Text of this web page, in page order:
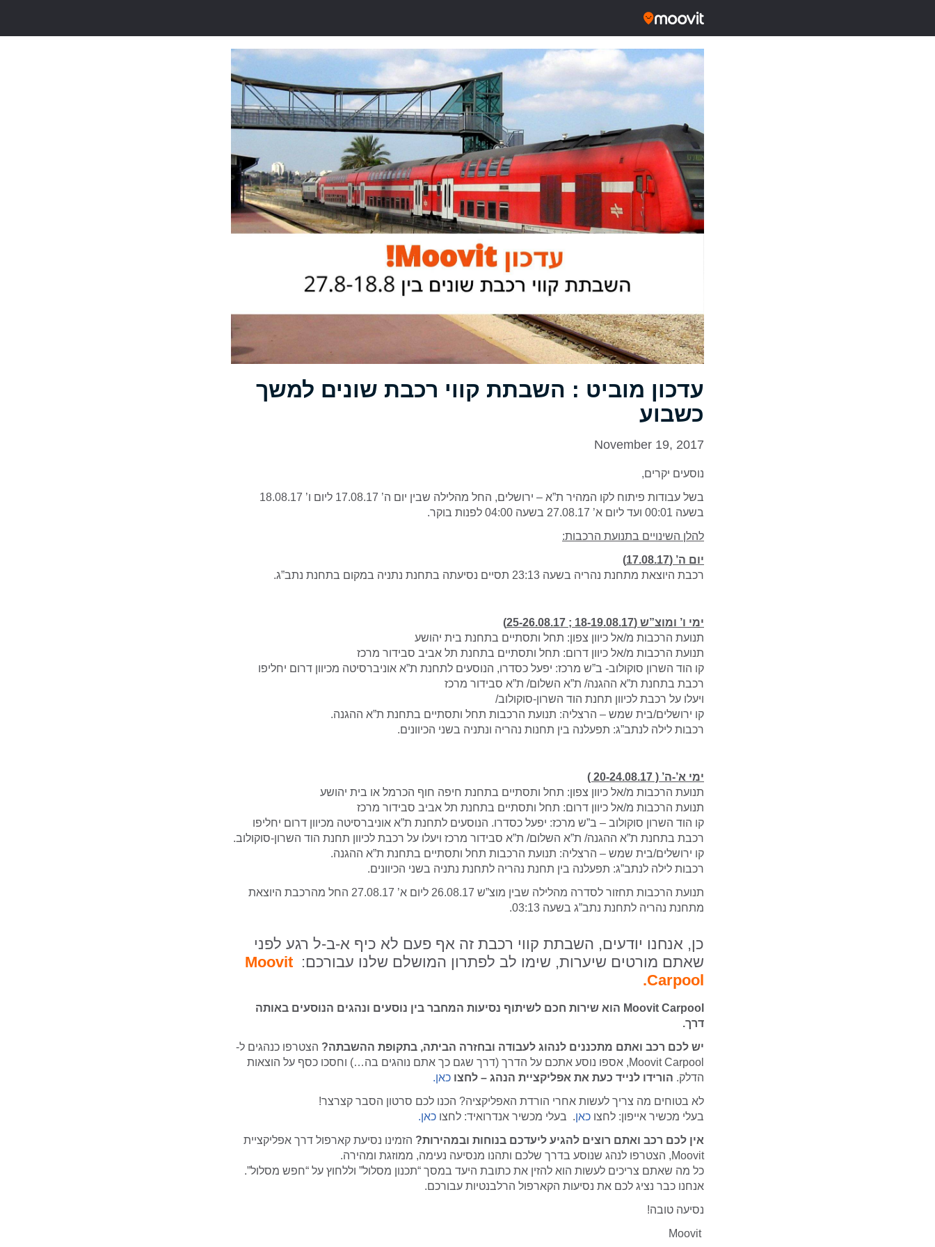
עדכון מוביט : השבתת קווי רכבת שונים למשך
כשבוע
November 19, 2017
נוסעים יקרים,
בשל עבודות פיתוח לקו המהיר ת”א – ירושלים, החל מהלילה שבין יום ה’ 17.08.17 ליום ו’ 18.08.17
בשעה 00:01 ועד ליום א’ 27.08.17 בשעה 04:00 לפנות בוקר.
להלן השינויים בתנועת הרכבות:
יו​​ם ה’ (17.08.17)
רכבת היוצאת מתחנת נהריה בשעה 23:13 תסיים נסיעתה בתחנת נתניה במקום בתחנת נתב”ג.
ימי ו’ ומוצ”ש (18-19.08.17 ;​ 25-26.08.17)
תנועת הרכבות מ/אל כיוון צפון: תחל ותסתיים בתחנת בית יהושע
תנועת הרכבות מ/אל כיוון דרום: תחל ותסתיים בתחנת תל אביב סבידור מרכז
קו הוד השרון סוקולוב- ב”ש מרכז: יפעל כסדרו, הנוסעים לתחנת ת”א אוניברסיטה מכיוון דרום יחליפו
רכבת בתחנת ת”א ההגנה/ ת”א השלום/ ת”א סבידור מרכז
ויעלו על רכבת לכיוון תחנת הוד השרון-סוקולוב/
קו ירושלים/בית שמש – הרצליה: תנועת הרכבות תחל ותסתיים בתחנת ת”א ההגנה.
​רכבות לילה לנתב”ג: תפעלנה בין תחנות נהריה ונתניה בשני הכיוונים.
ימי א’-ה’ ( 20-24.08.17 )
תנועת הרכבות מ/אל כיוון צפון: תחל ותסתיים בתחנת חיפה חוף הכרמל או בית יהושע
תנועת הרכבות מ/אל כיוון דרום: תחל ותסתיים בתחנת תל אביב סבידור מרכז
קו הוד השרון סוקולוב – ב”ש מרכז: יפעל כסדרו. הנוסעים לתחנת ת”א אוניברסיטה מכיוון דרום יחליפו
רכבת בתחנת ת”א ההגנה/ ת”א השלום/ ת”א סבידור מרכז ויעלו על רכבת לכיוון תחנת הוד השרון-סוקולוב.
קו ירושלים/בית שמש – הרצליה: תנועת הרכבות תחל ותסתיים בתחנת ת”א ההגנה.
​רכבות לילה לנתב”ג: תפעלנה בין תחנת נהריה לתחנת נתניה בשני הכיוונים.
​תנועת הרכבות תחזור לסדרה מהלילה שבין מוצ”ש 26.08.17 ליום א’ 27.08.17 החל מהרכבת היוצאת
מתחנת נהריה לתחנת נתב”ג בשעה 03:13.
כן, אנחנו יודעים, השבתת קווי רכבת זה אף פעם לא כיף א-ב-ל רגע לפני
שאתם מורטים שיערות, שימו לב לפתרון המושלם שלנו עבורכם: Moovit
Carpool.
Moovit Carpool הוא שירות חכם לשיתוף נסיעות המחבר בין נוסעים ונהגים הנוסעים באותה
דרך.
יש לכם רכב ואתם מתכננים לנהוג לעבודה ובחזרה הביתה, בתקופת ההשבתה? הצטרפו כנהגים ל-
Moovit Carpool, אספו נוסע אתכם על הדרך (דרך שגם כך אתם נוהגים בה…) וחסכו כסף על הוצאות
הדלק. הורידו לנייד כעת את אפליקציית הנהג – לחצו כאן.
לא בטוחים מה צריך לעשות אחרי הורדת האפליקציה? הכנו לכם סרטון הסבר קצרצר!
בעלי מכשיר אייפון: לחצו כאן. בעלי מכשיר אנדרואיד: לחצו כאן.
אין לכם רכב ואתם רוצים להגיע ליעדכם בנוחות ובמהירות? הזמינו נסיעת קארפול דרך אפליקציית
Moovit, הצטרפו לנהג שנוסע בדרך שלכם ותהנו מנסיעה נעימה, ממוזגת ומהירה.
כל מה שאתם צריכים לעשות הוא להזין את כתובת היעד במסך “תכנון מסלול” וללחוץ על “חפש מסלול”.
אנחנו כבר נציג לכם את נסיעות הקארפול הרלבנטיות עבורכם.
נסיעה טובה!
Moovit